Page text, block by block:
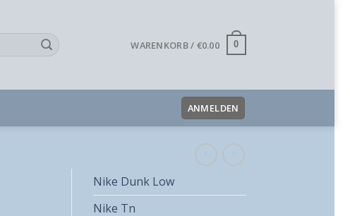
WARENKORB / €0.00 0
ANMELDEN
Nike Dunk Low
Nike Tn